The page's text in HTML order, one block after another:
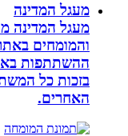
מעגל המדינה
מעגל המדינה
והמומחים באתרי
ההשתתפות באחד
בזכות כל
האחרים.